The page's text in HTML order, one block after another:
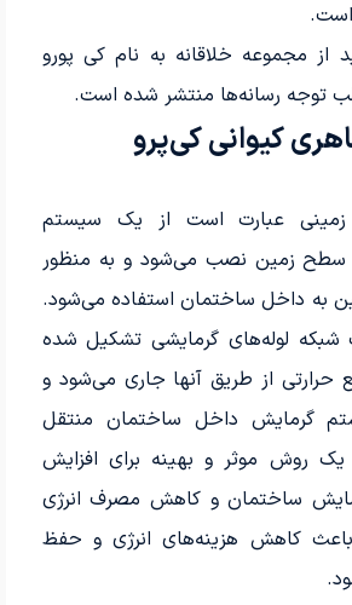
است.
از مجموعه خلاقانه به نام کی پورو
کیوانی کی‌پرو
عبارت است از یک سیستم
سطح زمین نصب می‌شود و به منظور
به داخل ساختمان استفاده می‌شود.
لوله‌های گرمایشی تشکیل شده
حرارتی از طریق آنها جاری می‌شود و
گرمایش داخل ساختمان منتقل
روش موثر و بهینه برای افزایش
ساختمان و کاهش مصرف انرژی
کاهش هزینه‌های انرژی و حفظ